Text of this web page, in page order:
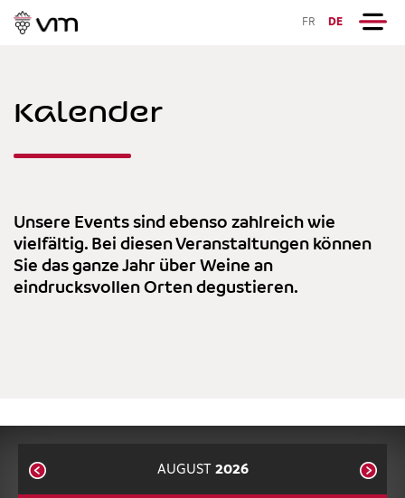
FR DE
Kalender
Unsere Events sind ebenso zahlreich wie
vielfältig. Bei diesen Veranstaltungen können
Sie das ganze Jahr über Weine an
eindrucksvollen Orten degustieren.
AUGUST 2026